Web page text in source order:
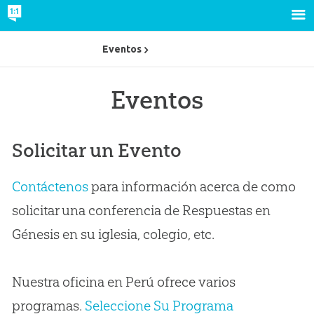
Eventos
Solicitar un Evento
Contáctenospara información acerca de como
solicitar una conferencia de Respuestas en
Génesis en su iglesia, colegio, etc.
Nuestra oficina en Perú ofrece varios
programas. Seleccione Su Programa
Eventos